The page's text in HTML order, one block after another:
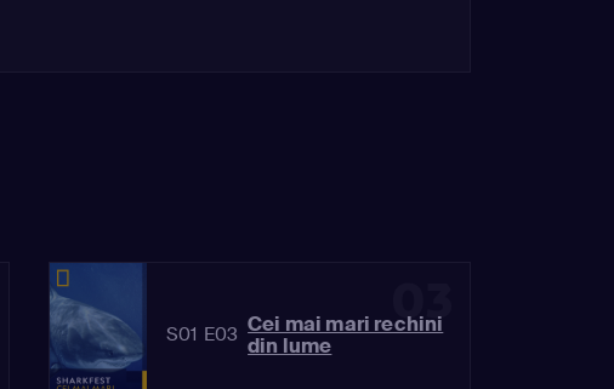
03
S01 E03 Cei mai mari rechini
din lume